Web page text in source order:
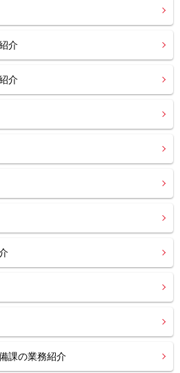
介
介
課の業務紹介